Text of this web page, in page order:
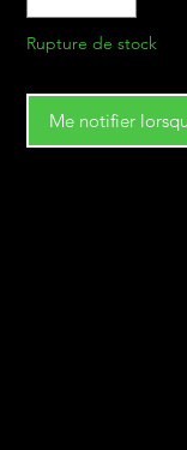
Rupture de stock
Me notifier